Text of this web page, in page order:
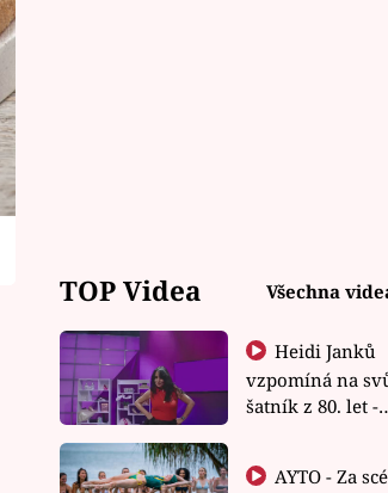
TOP Videa Všechna
Heidi Janků
vzpomíná na
šatník z 80. let -